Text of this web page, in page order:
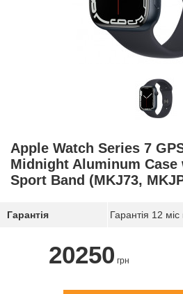
Apple Watch Series 7
Midnight Aluminum
Sport Band (MKJ73,
Гарантія Гарантія 12
20250 грн